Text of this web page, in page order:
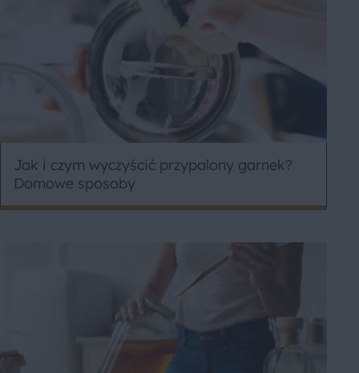
Jak i czym wyczyścić przypalony garnek?
Domowe sposoby